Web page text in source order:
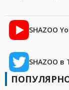
SHAZOO
SHAZOO